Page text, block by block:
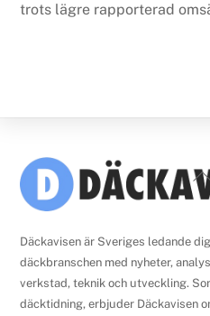
trots lägre rapporterad
Däckavisen är Sveriges ledande
däckbranschen med nyheter,
verkstad, teknik och utveckling.
däcktidning, erbjuder Däckavisen